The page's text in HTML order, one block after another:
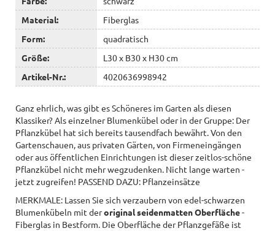
Material:
Fiberglas
Form:
quadratisch
Größe:
L30 x B30 x H30 cm
Artikel-Nr.:
4020636998942
Ganz ehrlich, was gibt es Schöneres im Garten als diesen
Klassiker? Als einzelner Blumenkübel oder in der Gruppe: Der
Pflanzkübel hat sich bereits tausendfach bewährt. Von den
Gartenschauen, aus privaten Gärten, von Firmeneingängen
oder aus öffentlichen Einrichtungen ist dieser zeitlos-schöne
Pflanzkübel nicht mehr wegzudenken. Nicht lange warten -
jetzt zugreifen! PASSEND DAZU: Pflanzeinsätze
MERKMALE: Lassen Sie sich verzaubern von edel-schwarzen
Blumenkübeln mit deroriginal seidenmatten Oberfläche-
Fiberglas in Bestform. Die Oberfläche der Pflanzgefäße ist